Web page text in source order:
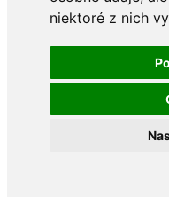
niektoré z nich